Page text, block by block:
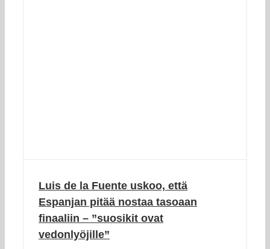
Luis de la Fuente uskoo, että
Espanjan pitää nostaa tasoaan
finaaliin – ”suosikit ovat
vedonlyöjille”